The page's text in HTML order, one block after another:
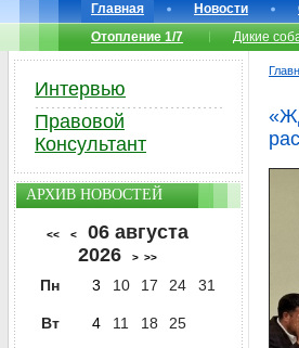
Главная Новости
Отопление 1/7
Дикие
Интервью
Правовой
Консультант
АРХИВ НОВОСТЕЙ
<< <
06 августа
2026
> >>
Пн 3 10 17 24 31
Вт 4 11 18 25